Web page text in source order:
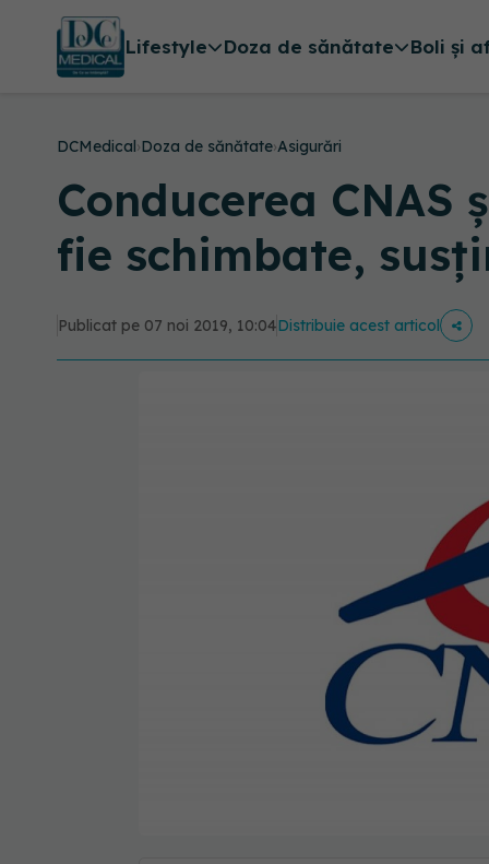
Lifestyle Doza de sănătate Boli și
DCMedical›Doza de sănătate›Asigurări
Conducerea
fie schimbate,
Publicat pe 07 noi 2019, 10:04Distribuie acest articol